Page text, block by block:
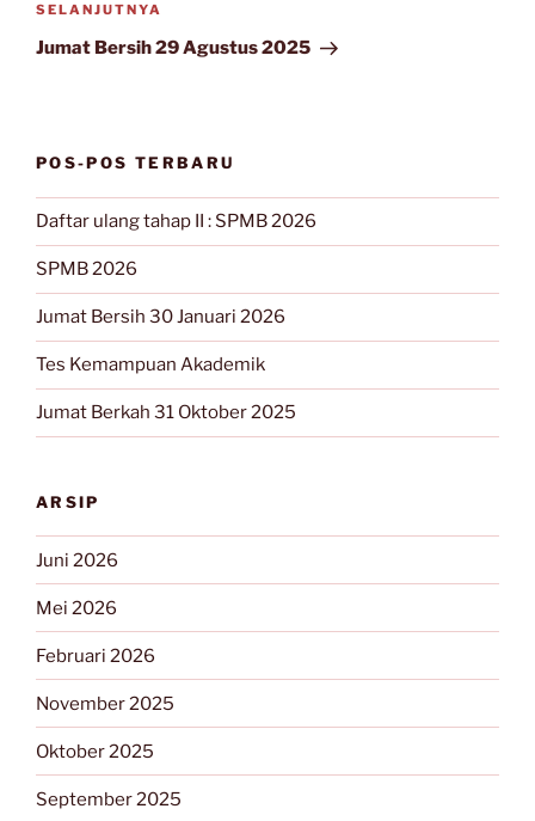
Pos
Selanjutnya
SELANJUTNYA
Jumat Bersih 29 Agustus 2025
POS-POS TERBARU
Daftar ulang tahap II : SPMB 2026
SPMB 2026
Jumat Bersih 30 Januari 2026
Tes Kemampuan Akademik
Jumat Berkah 31 Oktober 2025
ARSIP
Juni 2026
Mei 2026
Februari 2026
November 2025
Oktober 2025
September 2025